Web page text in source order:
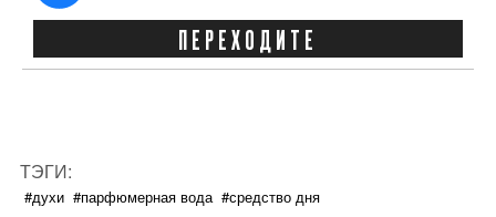
ПЕРЕХОДИТЕ
ТЭГИ:
#духи #парфюмерная вода #средство дня